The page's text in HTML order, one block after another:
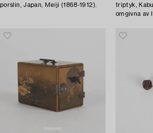
porslin, Japan, Meiji (1868-1912).
triptyk,
omgivna av